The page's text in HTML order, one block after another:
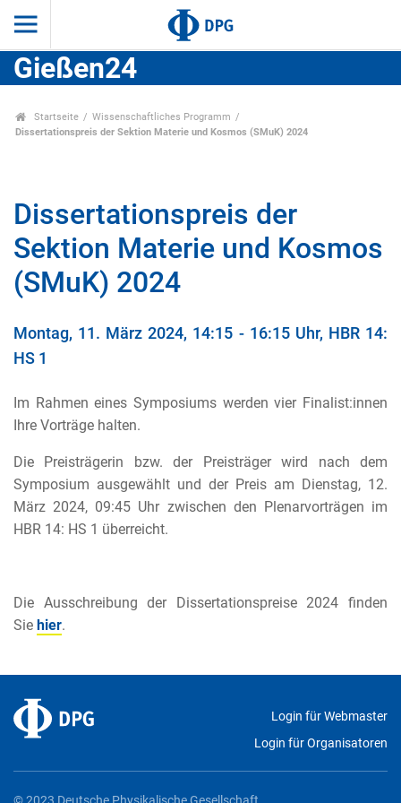
Gießen24
Startseite
Wissenschaftliches Programm
Dissertationspreis der Sektion Materie und Kosmos (SMuK) 2024
Dissertationspreis der
Sektion Materie und Kosmos
(SMuK) 2024
Montag, 11. März 2024, 14:15 - 16:15 Uhr, HBR 14:
HS 1
Im Rahmen eines Symposiums werden vier Finalist:innen
Ihre Vorträge halten.
Die Preisträgerin bzw. der Preisträger wird nach dem
Symposium ausgewählt und der Preis am Dienstag, 12.
März 2024, 09:45 Uhr zwischen den Plenarvorträgen im
HBR 14: HS 1 überreicht.
Die Ausschreibung der Dissertationspreise 2024 finden
Sie hier.
Login für Webmaster
Login für Organisatoren